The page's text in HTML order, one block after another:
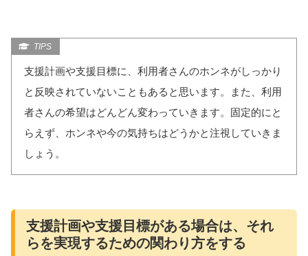
支援計画や支援目標に、利用者さんのホンネがしっかり
と反映されていないこともあると思います。また、利用
者さんの希望はどんどん変わっていきます。固定的にと
らえず、ホンネや今の気持ちはどうかと注視していきま
しょう。
支援計画や支援目標がある場合は、それ
らを実現するための関わり方をする